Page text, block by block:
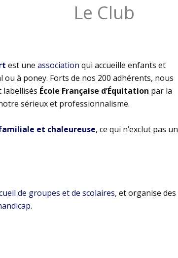
Le Club
est une association qui accueille enfants et
à poney. Forts de nos 200 adhérents, nous
labellisés École Française d’Équitation par la
sérieux et professionnalisme.
et chaleureuse, ce qui n’exclut pas un
de groupes et de scolaires, et organise des
.